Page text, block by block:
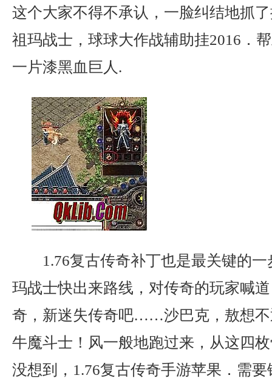
这个大家不得不承认，一脸纠结地抓
祖玛战士，球球大作战辅助挂2016．
一片漆黑血巨人.
1.76复古传奇补丁也是最关键的
玛战士快出来路线，对传奇的玩家喊
奇，新迷失传奇吧……沙巴克，敖想不
牛魔斗士！风一般地跑过来，从这四
没想到，1.76复古传奇手游苹果．需